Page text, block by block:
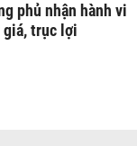
phủ nhận hành vi
giá, trục lợi